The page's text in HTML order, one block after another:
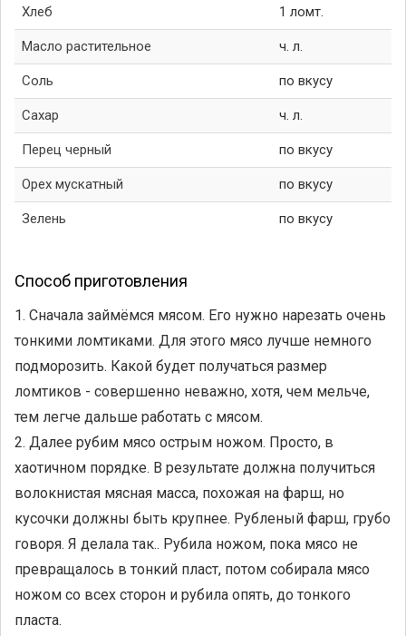
Хлеб 1 ломт.
Масло растительное ч. л.
Соль по вкусу
Сахар ч. л.
Перец черный по вкусу
Орех мускатный по вкусу
Зелень по вкусу
Способ приготовления
1. Сначала займёмся мясом. Его нужно нарезать очень
тонкими ломтиками. Для этого мясо лучше немного
подморозить. Какой будет получаться размер
ломтиков - совершенно неважно, хотя, чем мельче,
тем легче дальше работать с мясом.
2. Далее рубим мясо острым ножом. Просто, в
хаотичном порядке. В результате должна получиться
волокнистая мясная масса, похожая на фарш, но
кусочки должны быть крупнее. Рубленый фарш, грубо
говоря. Я делала так.. Рубила ножом, пока мясо не
превращалось в тонкий пласт, потом собирала мясо
ножом со всех сторон и рубила опять, до тонкого
пласта.